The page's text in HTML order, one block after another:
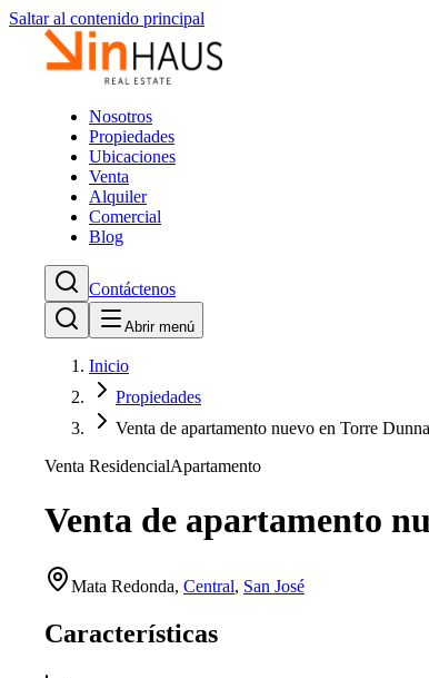
Saltar al contenido principal
Nosotros
Propiedades
Ubicaciones
Venta
Alquiler
Comercial
Blog
Contáctenos
Abrir menú
Inicio
Propiedades
Venta de apartamento nuevo en Torre Dunna
Venta ResidencialApartamento
Venta de apartamento
Mata Redonda, Central, San José
Características